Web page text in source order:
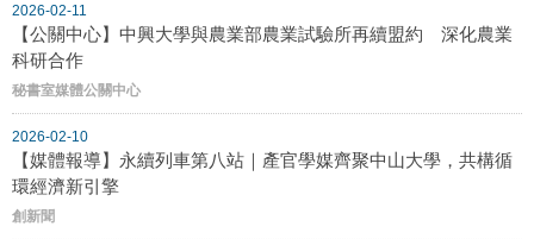
2026-02-11
【公關中心】中興大學與農業部農業試驗所再續盟約 深化農業
科研合作
秘書室媒體公關中心
2026-02-10
【媒體報導】永續列車第八站｜產官學媒齊聚中山大學，共構循
環經濟新引擎
創新聞